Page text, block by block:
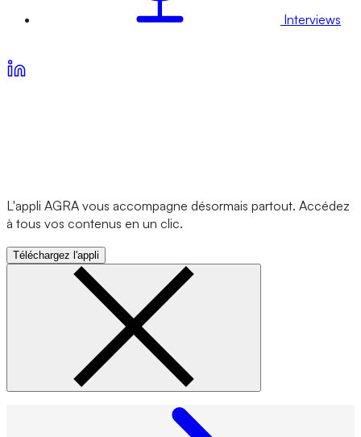
Interviews
L'appli AGRA vous accompagne désormais partout. Accédez
à tous vos contenus en un clic.
Téléchargez l'appli